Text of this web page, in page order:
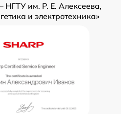
НГТУ им. Р. Е. Алексеева,
и электротехника»